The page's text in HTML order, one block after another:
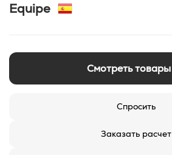
Equipe
Смотреть товары
Спросить
Заказать расчет